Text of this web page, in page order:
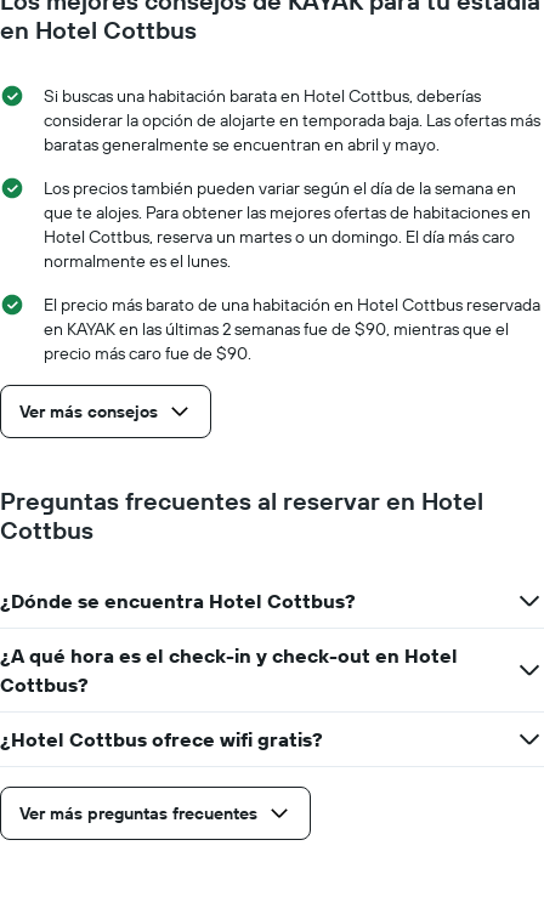
que
indica
precio
promedio
de
una
habitación
día
semana
El
gráfico
eje
que
los
días
de
semana.
El
gráfico
eje
Y
el
precio
promedio
de
una
habitación
en Hotel Cottbus
Si buscas una habitación barata en Hotel Cottbus, deberías
considerar la opción de alojarte en temporada baja. Las ofertas más
baratas generalmente se encuentran en abril y mayo.
Los precios también pueden variar según el día de la semana en
que te alojes. Para obtener las mejores ofertas de habitaciones en
Hotel Cottbus, reserva un martes o un domingo. El día más caro
normalmente es el lunes.
El precio más barato de una habitación en Hotel Cottbus reservada
en KAYAK en las últimas 2 semanas fue de $90, mientras que el
precio más caro fue de $90.
Ver más consejos
Preguntas frecuentes al reservar en Hotel
Cottbus
¿Dónde se encuentra Hotel Cottbus?
¿A qué hora es el check-in y check-out en Hotel
Cottbus?
¿Hotel Cottbus ofrece wifi gratis?
Ver más preguntas frecuentes